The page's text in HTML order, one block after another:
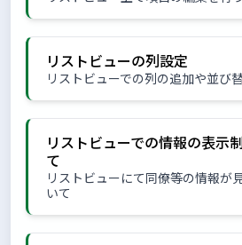
リストビューの列設定
リストビューでの列の追加や並び
リストビューでの情報の表示
て
リストビューにて同僚等の情報が
いて